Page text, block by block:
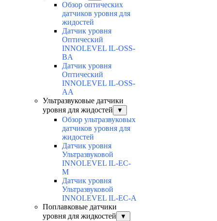
Обзор оптических
датчиков уровня для
жидостей
Датчик уровня
Оптический
INNOLEVEL IL-OSS-
BA
Датчик уровня
Оптический
INNOLEVEL IL-OSS-
AA
Ультразвуковые датчики
уровня для жидостей
▼
Обзор ультразвуковых
датчиков уровня для
жидостей
Датчик уровня
Ультразвуковой
INNOLEVEL IL-EC-
М
Датчик уровня
Ультразвуковой
INNOLEVEL IL-EC-A
Поплавковые датчики
уровня для жидкостей
▼